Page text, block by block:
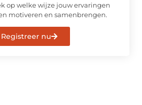
op welke wijze jouw ervaringen
motiveren en samenbrengen.
Registreer nu